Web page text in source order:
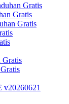
Gratis
Gratis
Gratis
Gratis